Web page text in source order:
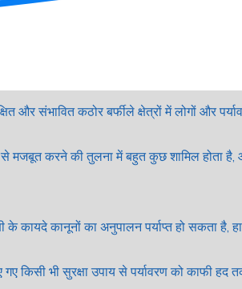
और संभावित कठोर बर्फीले क्षेत्रों में लोगों और
करने की तुलना में बहुत कुछ शामिल होता है,
के कायदे कानूनों का अनुपालन पर्याप्त हो सकता
किसी भी सुरक्षा उपाय से पर्यावरण को काफी हद